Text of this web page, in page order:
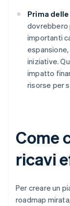
Prima
dovrebbero
importanti
iniziative.
impatto
risorse per
Come
ricavi
Per creare un
roadmap